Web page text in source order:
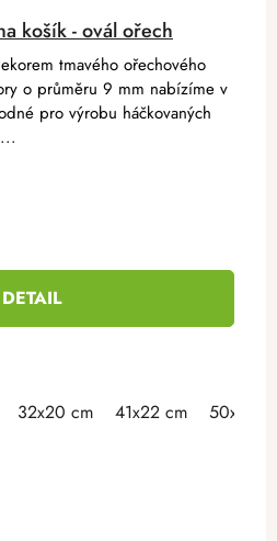
košík - ovál ořech
DETAIL
tmavého ořechového
o průměru 9 mm nabízíme v
pro výrobu háčkovaných
32x20 cm 41x22 cm 50x30